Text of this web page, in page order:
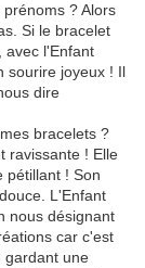
? Alors
Si le bracelet
avec l'Enfant
sourire joyeux ! Il
dire
bracelets ?
ravissante ! Elle
pétillant ! Son
L'Enfant
nous désignant
car c'est
gardant une